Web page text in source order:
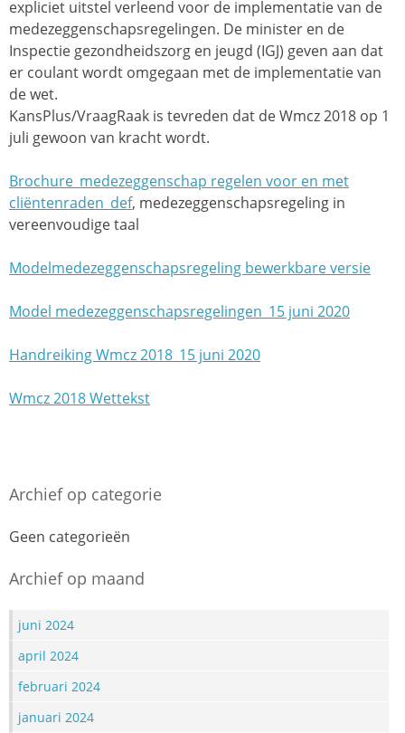
expliciet uitstel verleend voor de implementatie van de
medezeggenschapsregelingen. De minister en de
Inspectie gezondheidszorg en jeugd (IGJ) geven aan dat
er coulant wordt omgegaan met de implementatie van
de wet.
KansPlus/VraagRaak is tevreden dat de Wmcz 2018 op 1
juli gewoon van kracht wordt.
Brochure_medezeggenschap regelen voor en met
cliëntenraden_def, medezeggenschapsregeling in
vereenvoudige taal
Modelmedezeggenschapsregeling bewerkbare versie
Model medezeggenschapsregelingen_15 juni 2020
Handreiking Wmcz 2018_15 juni 2020
Wmcz 2018 Wettekst
Archief op categorie
Geen categorieën
Archief op maand
juni 2024
april 2024
februari 2024
januari 2024